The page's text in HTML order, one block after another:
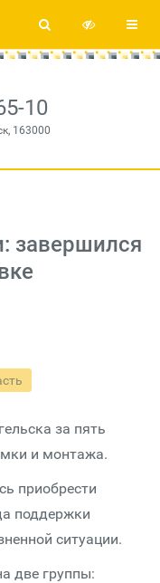
10
163000
завершился
за пять
и монтажа.
приобрести
поддержки
ситуации.
две группы: